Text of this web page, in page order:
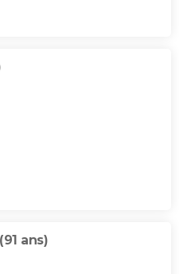
(91 ans)